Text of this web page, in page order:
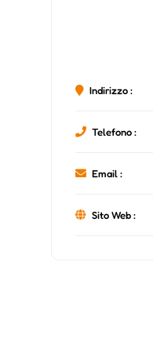
Indirizzo :
Telefono :
Email :
Sito Web :